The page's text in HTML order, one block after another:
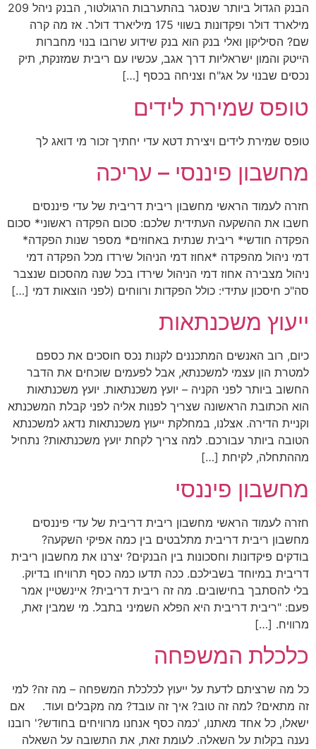
הבנק הגדול ביותר שנסגר בהתערבות הרגולטור, הבנק ניהל 209
מילארד דולר ופקדונות בשווי 175 מיליארד דולר. אז מה קרה
שם? הסיליקון ואלי בנק הוא בנק שידוע שרובו בנוי מחברות
הייטק והמון ישראליות דרך אגב, עכשיו עם ריבית שמזנקת, תיק
נכסים שבנוי על אג"ח וצניחה בכסף […]
טופס שמירת לידים
טופס שמירת לידים ויצירת דטא עדי יחתיך זכור מי דואג לך
מחשבון פיננסי – עריכה
חזרה לעמוד הראשי מחשבון ריבית דריבית של עדי פיננסים
חשבו את ההשקעה העתידית שלכם: סכום הפקדה ראשוני* סכום
הפקדה חודשי* ריבית שנתית באחוזים* מספר שנות הפקדה*
דמי ניהול מהפקדה *אחוז דמי הניהול שירדו מכל הפקדה דמי
ניהול מצבירה אחוז דמי הניהול שירדו בכל שנה מהסכום שנצבר
סה"כ חיסכון עתידי: כולל הפקדות ורווחים (לפני הוצאות דמי […]
ייעוץ משכנתאות
כיום, רוב האנשים המתכננים לקנות נכס חוסכים את כספם
למטרת הון עצמי למשכנתא, אבל לפעמים שוכחים את הדבר
החשוב ביותר לפני הקניה – יועץ משכנתאות. יועץ משכנתאות
הוא הכתובת הראשונה שצריך לפנות אליה לפני קבלת המשכנתא
וקניית הדירה. אצלנו, במחלקת ייעוץ משכנתאות נדאג למשכנתא
הטובה ביותר עבורכם. למה צריך לקחת יועץ משכנתאות? נתחיל
מההתחלה, לקיחת […]
מחשבון פיננסי
חזרה לעמוד הראשי מחשבון ריבית דריבית של עדי פיננסים
מחשבון ריבית דריבית מתלבטים בין כמה אפיקי השקעה?
בודקים פיקדונות וחסכונות בין הבנקים? יצרנו את מחשבון ריבית
דריבית במיוחד בשבילכם. ככה תדעו כמה כסף תרוויחו בדיוק.
בלי להסתבך בחישובים. מה זה ריבית דריבית? איינשטיין אמר
פעם: "ריבית דריבית היא הפלא השמיני בתבל. מי שמבין זאת,
מרוויח. […]
כלכלת המשפחה
כל מה שרציתם לדעת על ייעוץ לכלכלת המשפחה – מה זה? למי
זה מתאים? למה זה טוב? איך זה עובד? מה מקבלים ועוד. אם
ישאלו, כל אחד מאתנו, 'כמה כסף אנחנו מרוויחים בחודש?' רובנו
נענה בקלות על השאלה. לעומת זאת, את התשובה על השאלה